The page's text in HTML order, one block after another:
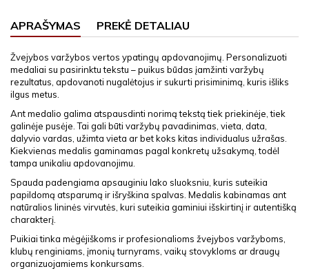
APRAŠYMAS PREKĖ DETALIAU
Žvejybos varžybos vertos ypatingų apdovanojimų. Personalizuoti
medaliai su pasirinktu tekstu – puikus būdas įamžinti varžybų
rezultatus, apdovanoti nugalėtojus ir sukurti prisiminimą, kuris išliks
ilgus metus.
Ant medalio galima atspausdinti norimą tekstą tiek priekinėje, tiek
galinėje pusėje. Tai gali būti varžybų pavadinimas, vieta, data,
dalyvio vardas, užimta vieta ar bet koks kitas individualus užrašas.
Kiekvienas medalis gaminamas pagal konkretų užsakymą, todėl
tampa unikaliu apdovanojimu.
Spauda padengiama apsauginiu lako sluoksniu, kuris suteikia
papildomą atsparumą ir išryškina spalvas. Medalis kabinamas ant
natūralios lininės virvutės, kuri suteikia gaminiui išskirtinį ir autentišką
charakterį.
Puikiai tinka mėgėjiškoms ir profesionalioms žvejybos varžyboms,
klubų renginiams, įmonių turnyrams, vaikų stovykloms ar draugų
organizuojamiems konkursams.